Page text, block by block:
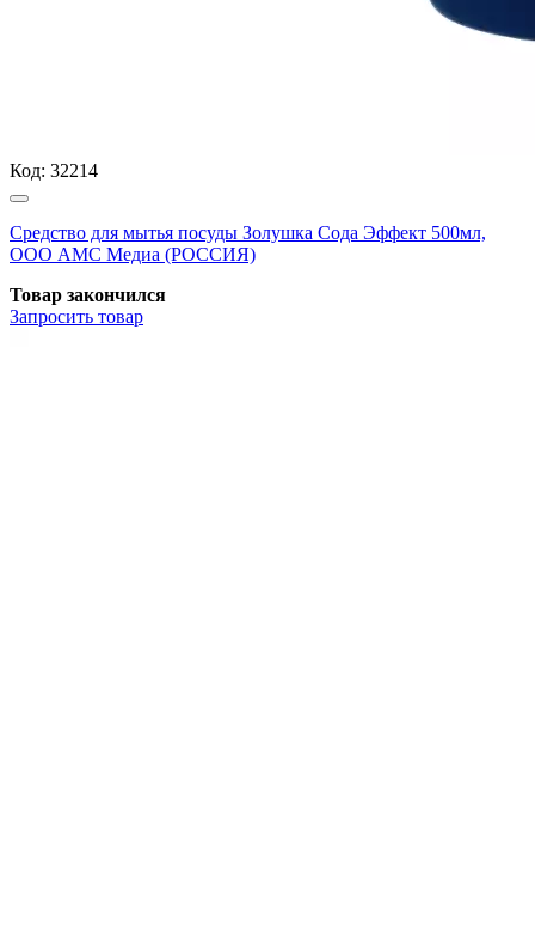
Код: 32214
Средство для мытья посуды Золушка Сода Эффект 500мл,
ООО АМС Медиа (РОССИЯ)
Товар закончился
Запросить товар